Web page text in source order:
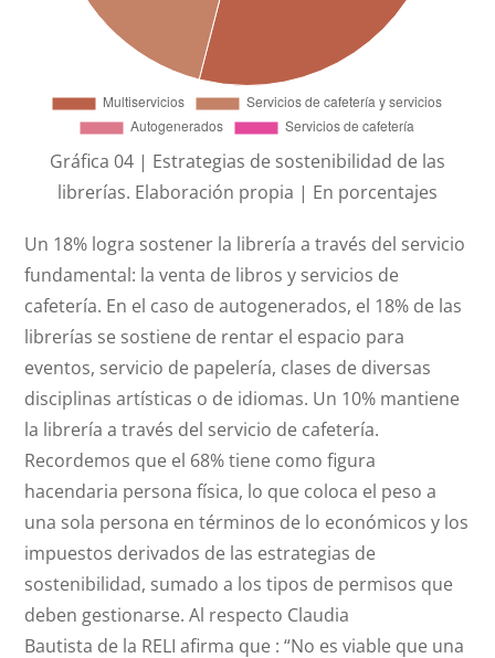
Gráfica 04 | Estrategias de sostenibilidad de las
librerías. Elaboración propia | En porcentajes
Un 18% logra sostener la librería a través del servicio
fundamental: la venta de libros y servicios de
cafetería. En el caso de autogenerados, el 18% de las
librerías se sostiene de rentar el espacio para
eventos, servicio de papelería, clases de diversas
disciplinas artísticas o de idiomas. Un 10% mantiene
la librería a través del servicio de cafetería.
Recordemos que el 68% tiene como figura
hacendaria persona física, lo que coloca el peso a
una sola persona en términos de lo económicos y los
impuestos derivados de las estrategias de
sostenibilidad, sumado a los tipos de permisos que
deben gestionarse. Al respecto Claudia
Bautista de la RELI afirma que : “No es viable que una